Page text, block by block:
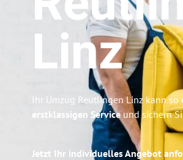
Linz
Ihr Umzug Reutlingen Linz kann
erstklassigen Serviceund sichern
Jetzt Ihr individuelles Angebot